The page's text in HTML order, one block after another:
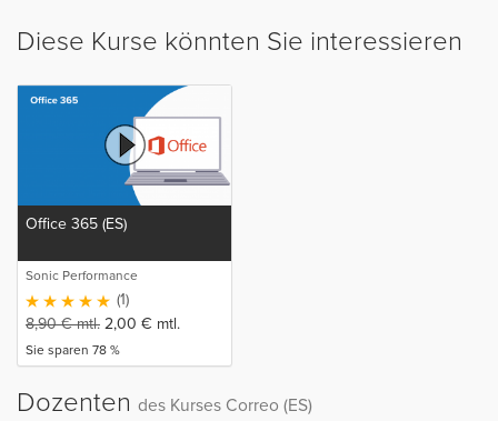
Diese Kurse könnten Sie interessieren
Office 365 (ES)
Sonic Performance
(1)
8,90€mtl. 2,00 € mtl.
Sie sparen 78 %
Dozenten des Kurses Correo (ES)